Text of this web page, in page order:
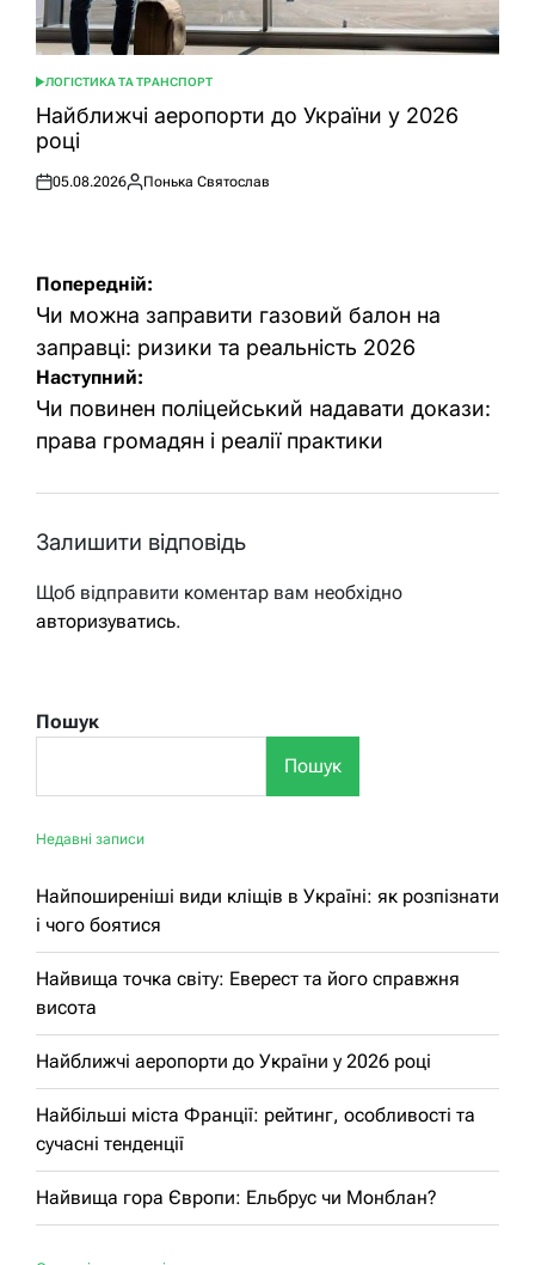
ОПУБЛІКУВАТИ
У
ЛОГІСТИКА ТА ТРАНСПОРТ
Найближчі аеропорти до України у 2026
році
Оприлюднено
05.08.2026
Опубліковано
Понька Святослав
Навігація
записів
Попередній:
Чи можна заправити газовий балон на
заправці: ризики та реальність 2026
Наступний:
Чи повинен поліцейський надавати докази:
права громадян і реалії практики
Залишити відповідь
Щоб відправити коментар вам необхідно
авторизуватись.
Пошук
Пошук
Недавні записи
Найпоширеніші види кліщів в Україні: як розпізнати
і чого боятися
Найвища точка світу: Еверест та його справжня
висота
Найближчі аеропорти до України у 2026 році
Найбільші міста Франції: рейтинг, особливості та
сучасні тенденції
Найвища гора Європи: Ельбрус чи Монблан?